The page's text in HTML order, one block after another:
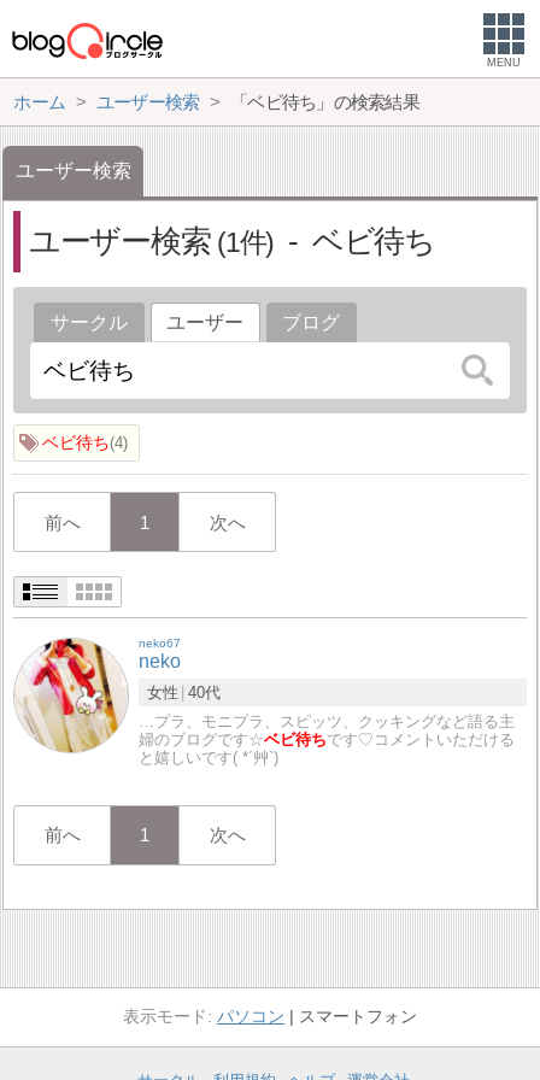
MENU
ホーム ユーザー検索 「ベビ待ち」の検索結果
ユーザー検索
ユーザー検索 1 ベビ待ち
サークル ユーザー ブログ
ベビ待ち 4
前へ 1 次へ
neko67
neko
女性 40代
…プラ、モニプラ、スピッツ、クッキングなど語る主
婦のブログです☆ベビ待ちです♡コメントいただける
と嬉しいです( *´艸`)
前へ 1 次へ
パソコン スマートフォン